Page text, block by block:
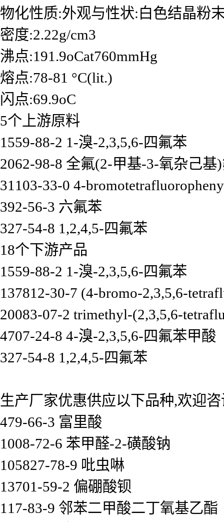
物化性质:外观与性状:白色结晶粉
密度:2.22g/cm3
沸点:191.9oCat760mmHg
熔点:78-81 °C(lit.)
闪点:69.9oC
5个上游原料
1559-88-2 1-溴-2,3,5,6-四氟苯
2062-98-8 全氟(2-甲基-3-氧杂己基
31103-33-0 4-
392-56-3 六氟苯
327-54-8 1,2,4,5-四氟苯
18个下游产品
1559-88-2 1-溴-2,3,5,6-四氟苯
137812-30-7 (4-bromo-2,3,5,6-
20083-07-2 trimethyl-(2,3,5,6-
4707-24-8 4-溴-2,3,5,6-四氟苯甲酸
327-54-8 1,2,4,5-四氟苯
生产厂家优惠供应以下品种,欢迎
479-66-3 富里酸
1008-72-6 苯甲醛-2-磺酸钠
105827-78-9 吡虫啉
13701-59-2 偏硼酸钡
117-83-9 邻苯二甲酸二丁氧基乙酯